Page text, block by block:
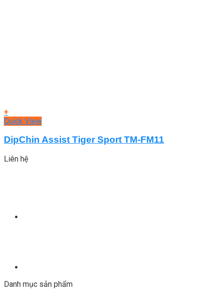
+
Quick View
DipChin Assist Tiger Sport TM-FM11
Liên hệ
Danh mục sản phẩm